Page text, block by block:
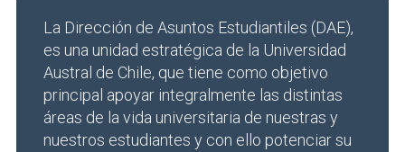
La Dirección de Asuntos Estudiantiles (DAE),
es una unidad estratégica de la Universidad
Austral de Chile, que tiene como objetivo
principal apoyar integralmente las distintas
áreas de la vida universitaria de nuestras y
nuestros estudiantes y con ello potenciar su